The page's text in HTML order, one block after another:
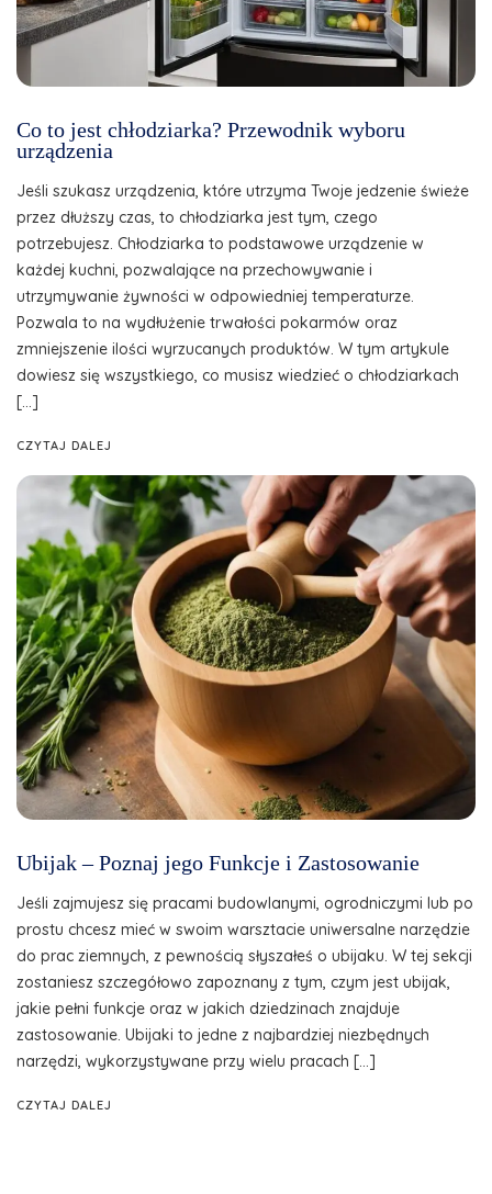
Co to jest chłodziarka? Przewodnik wyboru
urządzenia
Jeśli szukasz urządzenia, które utrzyma Twoje jedzenie świeże
przez dłuższy czas, to chłodziarka jest tym, czego
potrzebujesz. Chłodziarka to podstawowe urządzenie w
każdej kuchni, pozwalające na przechowywanie i
utrzymywanie żywności w odpowiedniej temperaturze.
Pozwala to na wydłużenie trwałości pokarmów oraz
zmniejszenie ilości wyrzucanych produktów. W tym artykule
dowiesz się wszystkiego, co musisz wiedzieć o chłodziarkach
[…]
CZYTAJ DALEJ
Ubijak – Poznaj jego Funkcje i Zastosowanie
Jeśli zajmujesz się pracami budowlanymi, ogrodniczymi lub po
prostu chcesz mieć w swoim warsztacie uniwersalne narzędzie
do prac ziemnych, z pewnością słyszałeś o ubijaku. W tej sekcji
zostaniesz szczegółowo zapoznany z tym, czym jest ubijak,
jakie pełni funkcje oraz w jakich dziedzinach znajduje
zastosowanie. Ubijaki to jedne z najbardziej niezbędnych
narzędzi, wykorzystywane przy wielu pracach […]
CZYTAJ DALEJ